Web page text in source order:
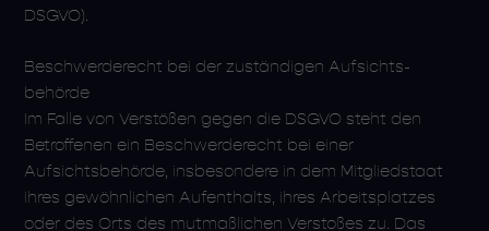
DSGVO).
Beschwerde­recht bei der zuständigen Aufsichts­
behörde
Im Falle von Verstößen gegen die DSGVO steht den
Betroffenen ein Beschwerderecht bei einer
Aufsichtsbehörde, insbesondere in dem Mitgliedstaat
ihres gewöhnlichen Aufenthalts, ihres Arbeitsplatzes
oder des Orts des mutmaßlichen Verstoßes zu. Das